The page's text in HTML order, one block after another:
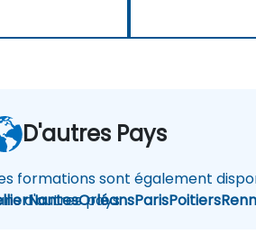
NantesOrléansParisPoitiers
D'autres Pays
formations sont également
d'autres pays